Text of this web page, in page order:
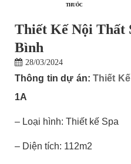
THUỐC
Thiết Kế Nội Thất
Bình
28/03/2024
Thông tin dự án:Thiết
1A
– Loại hình: Thiết kế Spa
– Diện tích: 112m2